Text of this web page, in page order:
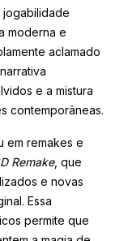
jogabilidade
moderna e
aclamado
e a mistura
contemporâneas.
em remakes e
Remake, que
e novas
Essa
permite que